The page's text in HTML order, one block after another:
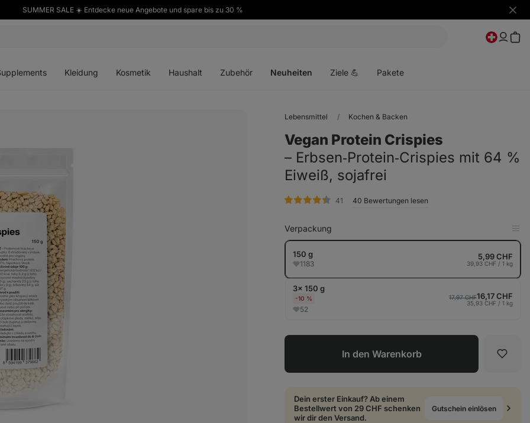
SUMMER SALE ☀️ Entdecke neue Angebote und spare bis zu 30 %
Kleidung Kosmetik Haushalt Zubehör Neuheiten Ziele 💪 Pakete
Lebensmittel Kochen & Backen
Vegan Protein Crispies
⁠–⁠ Erbsen‑Protein‑Crispies mit 64 %
Eiweiß, sojafrei
41 Bewertungen
40 Bewertungen lesen
Verpackung
in
150 g
1183
5,99 CHF
39,93 CHF / 1 kg
3× 150 g
-10 %
52
17,97 CHF16,17 CHF
35,93 CHF / 1 kg
In den Warenkorb
Dein erster Einkauf? Ab einem
Bestellwert von 29 CHF schenken
wir dir den Versand.
Gutschein einlösen